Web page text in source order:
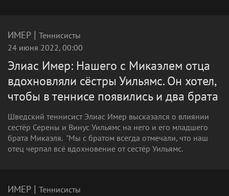
ИМЕР | Теннисисты
24 июня 2022, 00:00
Элиас Имер: Нашего с Микаэлем отца
вдохновляли сёстры Уильямс. Он хотел,
чтобы в теннисе появились и два брата
Шведский теннисист Элиас Имер высказался о влиянии
сестёр Серены и Винус Уильямс на него и его младшего
брата Микаэля. "Мы с братом всегда отмечали, что наш
отец черпал всё вдохновение от сестёр Уильямс.
ИМЕР | Теннисисты